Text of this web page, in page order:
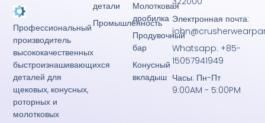
Профессиональный
производитель
высококачественных
быстроизнашивающихся
деталей для
щековых, конусных,
роторных и
молотковых
Молотковая
дробилка
Продувочный
бар
Конусный
вкладыш
детали
Промышленность
Электронная почта:
Whatsapp: +85-
15057941949
Часы: Пн-Пт
9:00AM - 5:00PM